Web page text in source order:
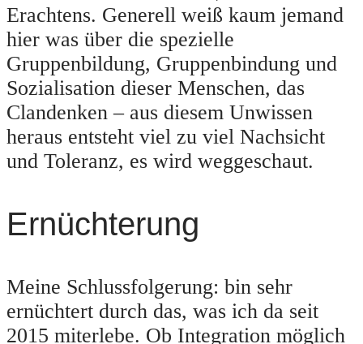
Erachtens. Generell weiß kaum jemand
hier was über die spezielle
Gruppenbildung, Gruppenbindung und
Sozialisation dieser Menschen, das
Clandenken – aus diesem Unwissen
heraus entsteht viel zu viel Nachsicht
und Toleranz, es wird weggeschaut.
Ernüchterung
Meine Schlussfolgerung: bin sehr
ernüchtert durch das, was ich da seit
2015 miterlebe. Ob Integration möglich